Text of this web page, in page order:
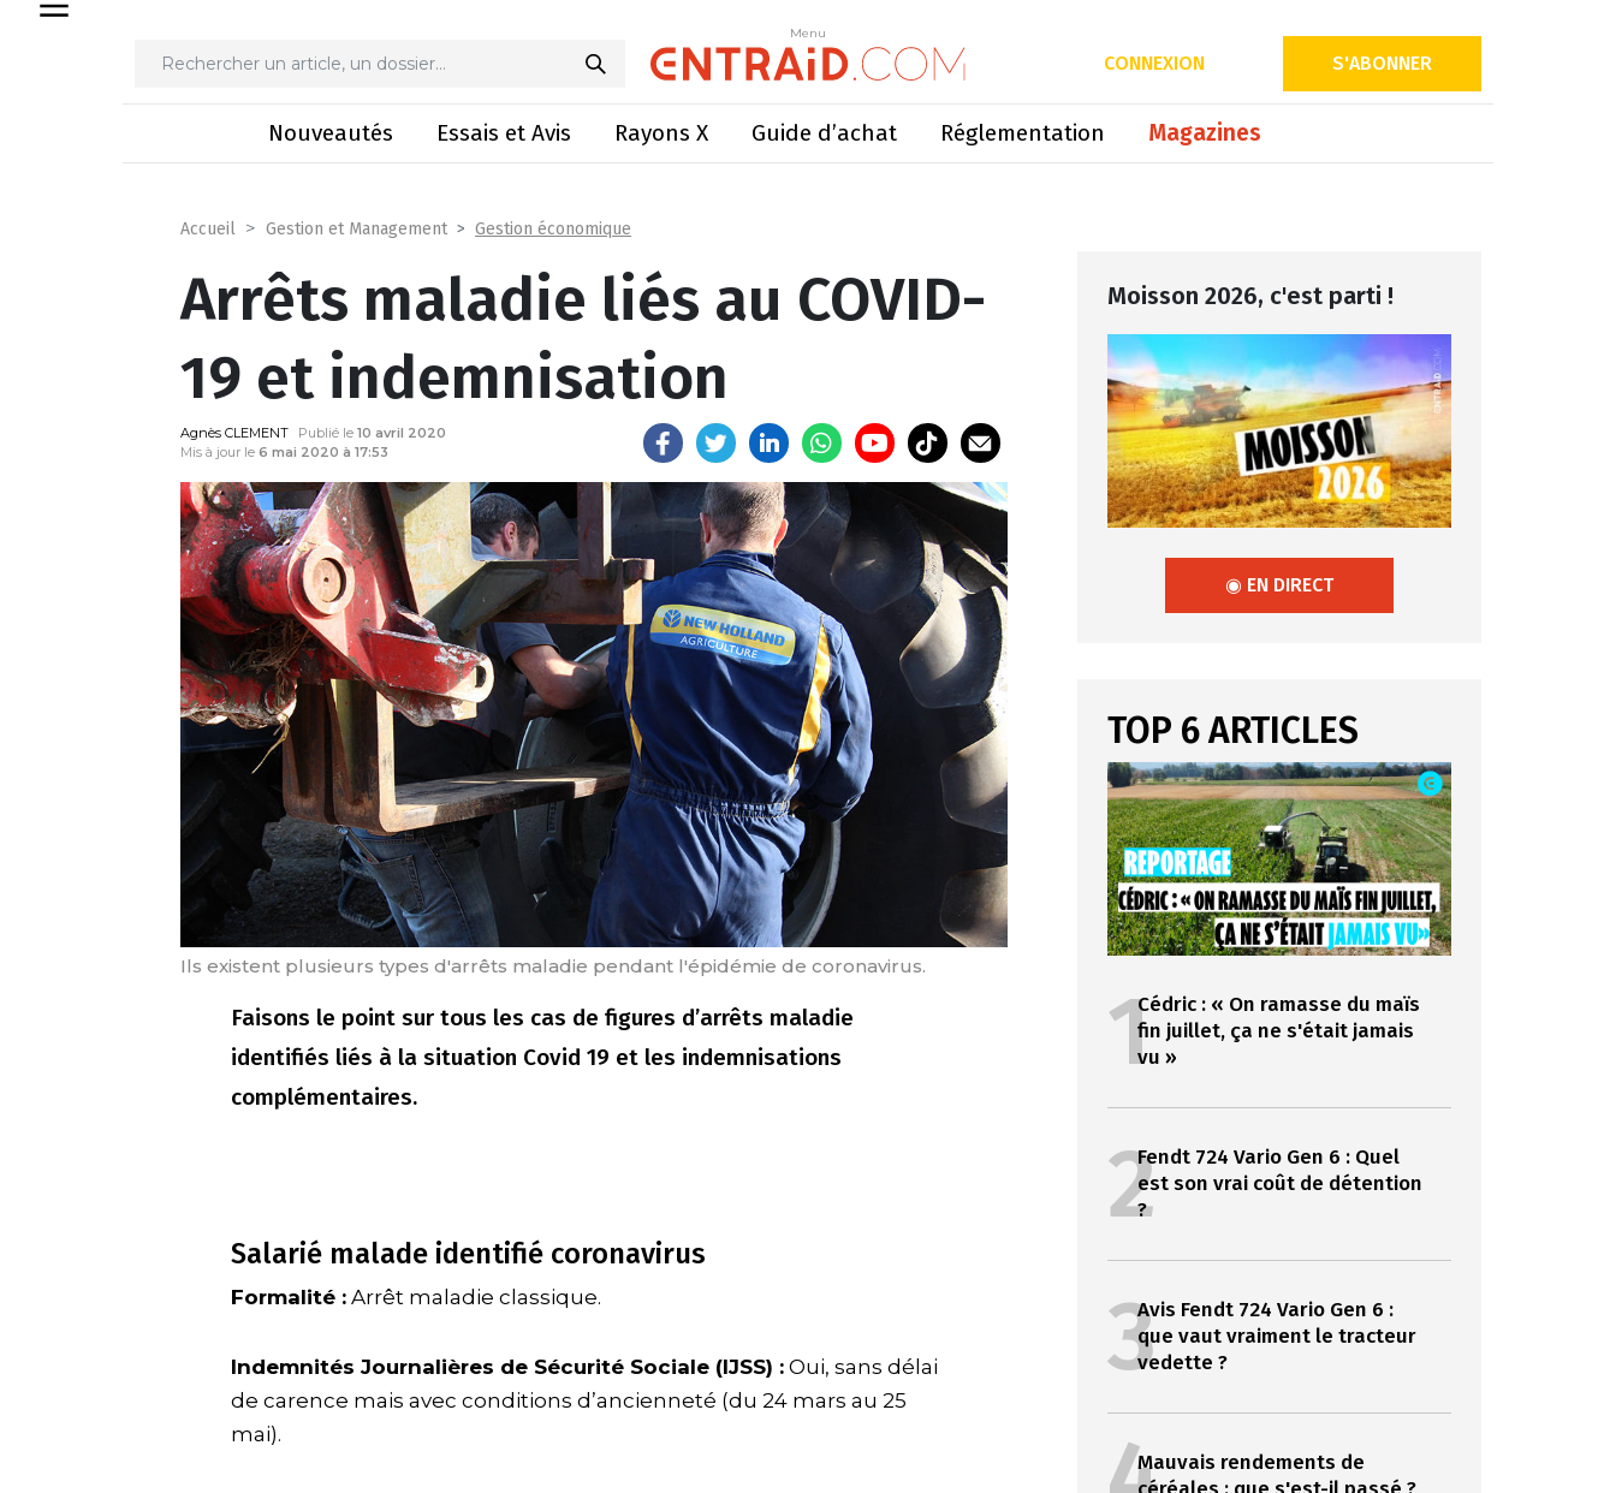
Menu
CONNEXION S'ABONNER
Nouveautés Essais et Avis Rayons X Guide d’achat Réglementation Magazines
Menu
Arrêts maladie liés au COVID-19 et indemnisation
Accueil Gestion et Management Gestion économique
Arrêts maladie liés au COVID-
19 et indemnisation
Agnès CLEMENT Publié le 10 avril 2020
Mis à jour le 6 mai 2020 à 17:53
Ils existent plusieurs types d'arrêts maladie pendant l'épidémie de coronavirus.
Faisons le point sur tous les cas de figures d’arrêts maladie
identifiés liés à la situation Covid 19 et les indemnisations
complémentaires.
Salarié malade identifié coronavirus
Formalité : Arrêt maladie classique.
Indemnités Journalières de Sécurité Sociale (IJSS) : Oui, sans délai
de carence mais avec conditions d’ancienneté (du 24 mars au 25
mai).
Moisson 2026, c'est parti !
◉ EN DIRECT
TOP 6 ARTICLES
1Cédric : « On ramasse du maïs
fin juillet, ça ne s'était jamais
vu »
2Fendt 724 Vario Gen 6 : Quel
est son vrai coût de détention
?
3Avis Fendt 724 Vario Gen 6 :
que vaut vraiment le tracteur
vedette ?
Mauvais rendements de